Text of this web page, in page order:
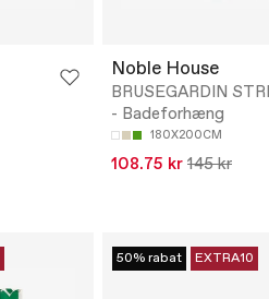
Noble House
BRUSEGARDIN
- Badeforhæng
180X200CM
108.75 kr 145 kr
50% rabat EXTRA10